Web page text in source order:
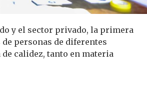
y el sector privado, la primera
personas de diferentes
calidez, tanto en materia